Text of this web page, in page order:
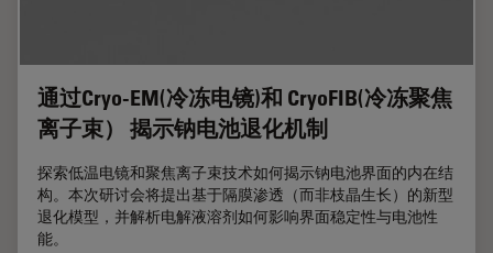
通过Cryo-EM(冷冻电镜)和 CryoFIB(冷冻聚焦
离子束） 揭示钠电池退化机制
探索低温电镜和聚焦离子束技术如何揭示钠电池界面的内在结
构。本次研讨会将提出基于隔膜渗透（而非枝晶生长）的新型
退化模型，并解析电解液溶剂如何影响界面稳定性与电池性
能。